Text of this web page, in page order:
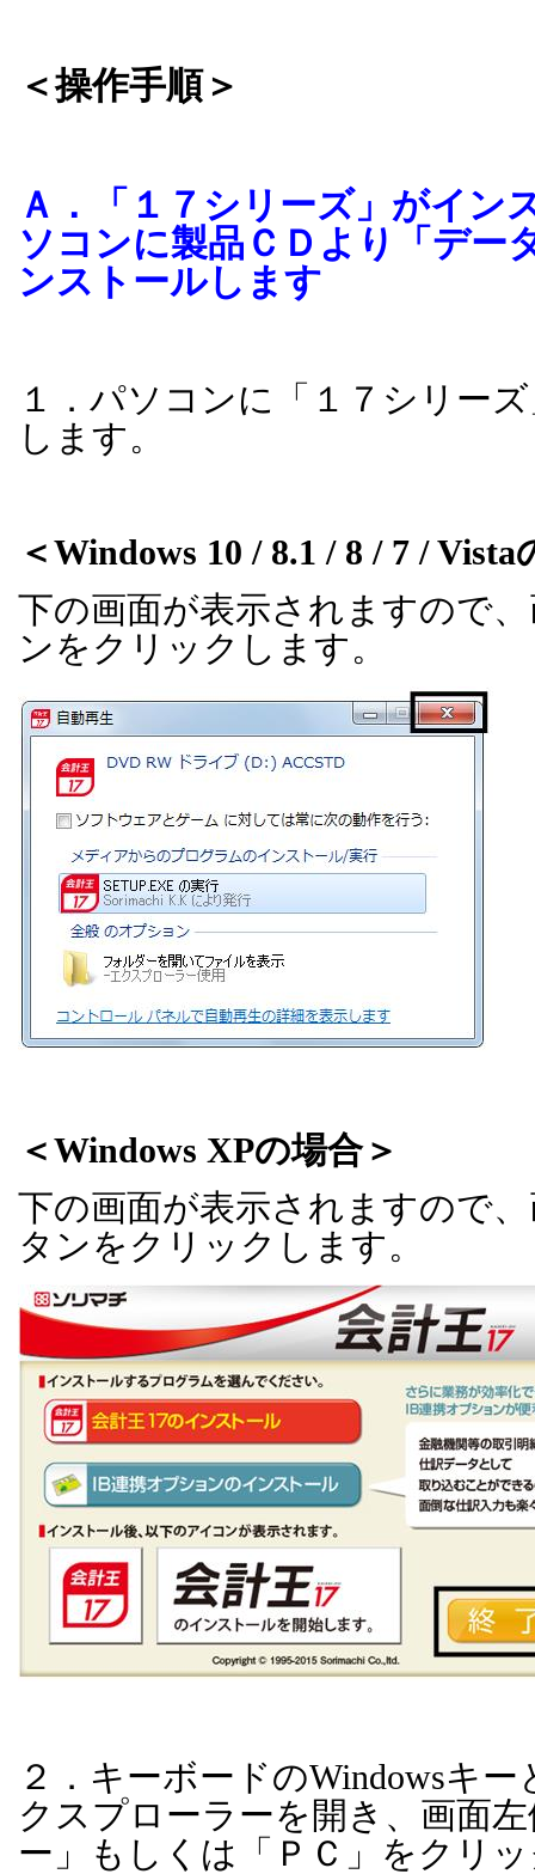
＜操作手順＞
Ａ．「１７シリーズ」がイン
ソコンに製品ＣＤより「デー
ンストールします
１．パソコンに「１７シリー
します。
＜Windows 10 / 8.1 / 8 / 7 / Vista
下の画面が表示されますので
ンをクリックします。
＜Windows XPの場合＞
下の画面が表示されますので
タンをクリックします。
２．キーボードのWindowsキー
クスプローラーを開き、画面
ー」もしくは「ＰＣ」をクリ